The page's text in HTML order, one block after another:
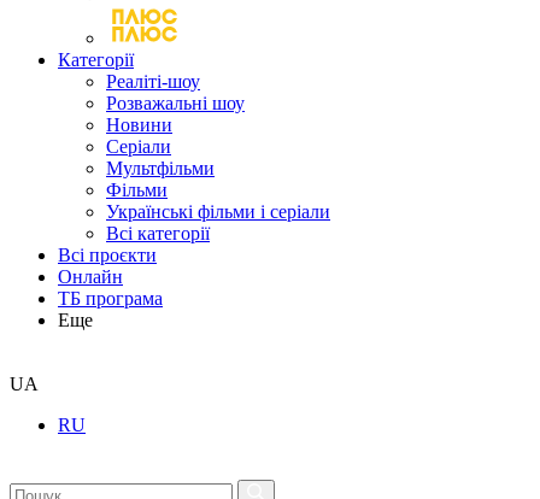
Категорії
Реаліті-шоу
Розважальні шоу
Новини
Серіали
Мультфільми
Фільми
Українські фільми і серіали
Всі категорії
Всі проєкти
Онлайн
ТБ програма
Еще
UA
RU